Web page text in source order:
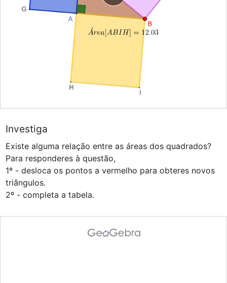
Investiga
Existe alguma relação entre as áreas dos quadrados?
Para responderes à questão,
1º - desloca os pontos a vermelho para obteres novos
triângulos.
2º - completa a tabela.